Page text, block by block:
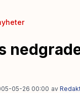
05-26 00:00 av